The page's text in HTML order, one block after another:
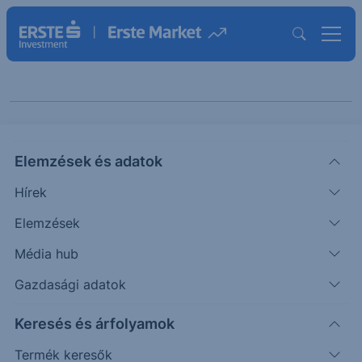
Elemzések és adatok
Hírek
Elemzések
Média hub
Gazdasági adatok
Keresés és árfolyamok
Termék keresők
témában
Minden szektorban jelentős
– a vámháború ellenére nagy a